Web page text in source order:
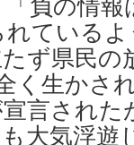
ている
ず県民の
く生かさ
言され
大気浮遊